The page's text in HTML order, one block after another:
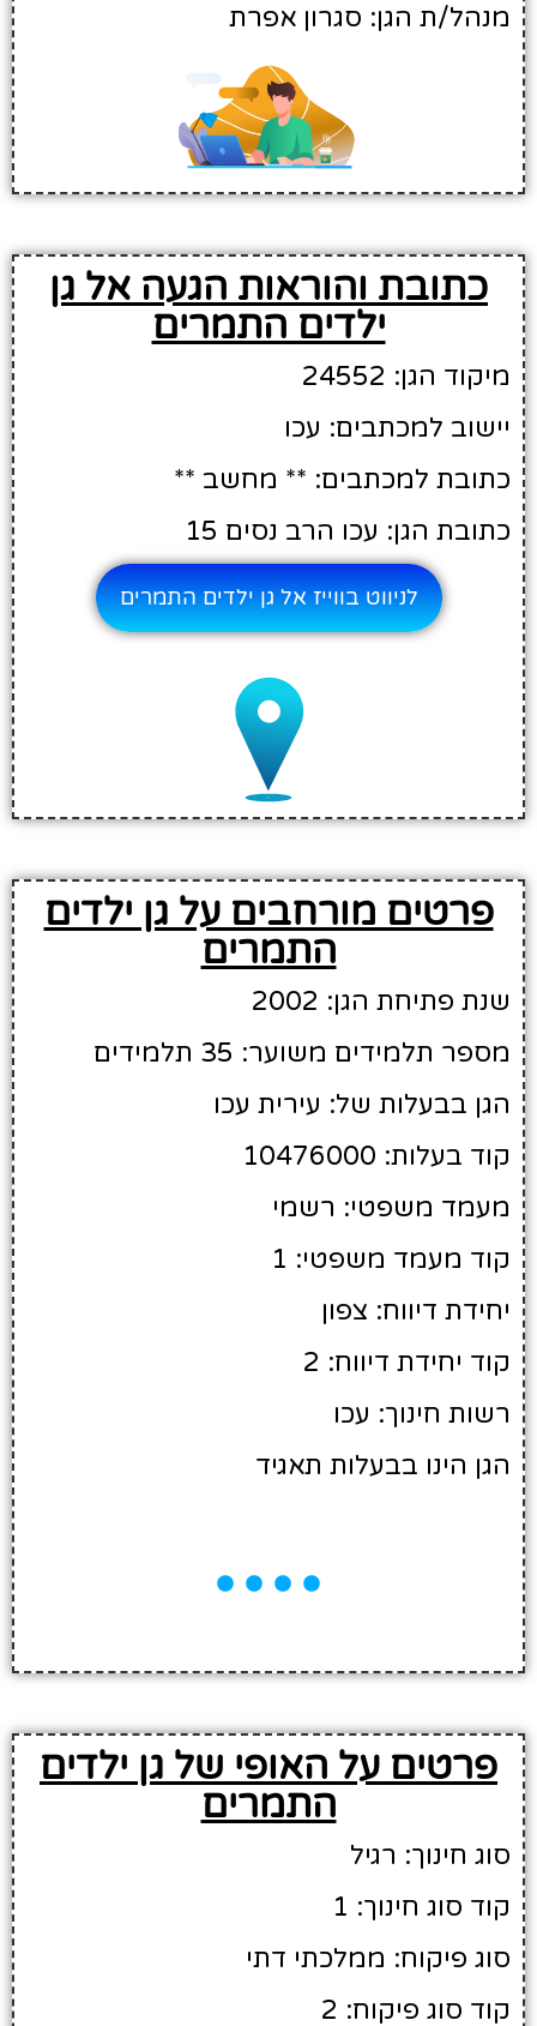
מנהל/ת הגן: סגרון אפרת
כתובת והוראות הגעה אל גן
ילדים התמרים
מיקוד הגן: 24552
יישוב למכתבים: עכו
כתובת למכתבים: ** מחשב **
כתובת הגן: עכו הרב נסים 15
לניווט בווייז אל גן ילדים התמרים
פרטים מורחבים על גן ילדים
התמרים
שנת פתיחת הגן: 2002
מספר תלמידים משוער: 35 תלמידים
הגן בבעלות של: עירית עכו
קוד בעלות: 10476000
מעמד משפטי: רשמי
קוד מעמד משפטי: 1
יחידת דיווח: צפון
קוד יחידת דיווח: 2
רשות חינוך: עכו
הגן הינו בבעלות תאגיד
פרטים על האופי של גן ילדים
התמרים
סוג חינוך: רגיל
קוד סוג חינוך: 1
סוג פיקוח: ממלכתי דתי
קוד סוג פיקוח: 2